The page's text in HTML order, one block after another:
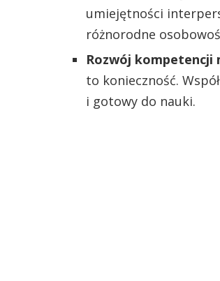
umiejętności
różnorodne
Rozwój kompetencji
to konieczność.
i gotowy do nauki.